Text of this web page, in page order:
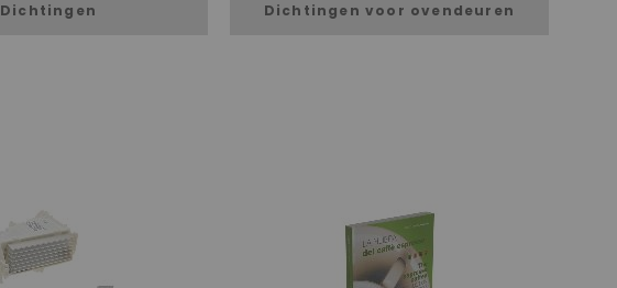
Dichtingen Dichtingen voor ovendeuren